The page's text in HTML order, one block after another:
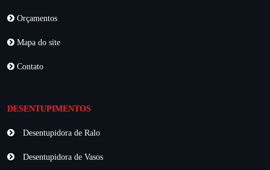
Orçamentos
Mapa do site
Contato
DESENTUPIMENTOS
Desentupidora de Ralo
Desentupidora de Vasos